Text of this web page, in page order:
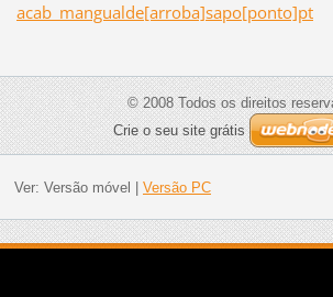
acab_mangualde[arroba]sapo[ponto]pt
© 2008 Todos os direitos
Crie o seu site grátis
Ver: Versão móvel Versão PC